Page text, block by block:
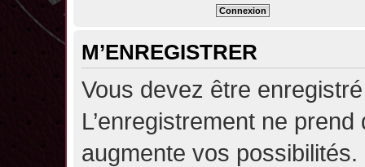
M’ENREGISTRER
Vous devez être
L’enregistrement ne
augmente vos possibilités.